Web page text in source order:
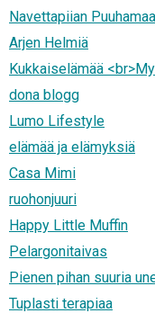
Navettapiian Puuhamaa
Arjen Helmiä
Kukkaiselämää
dona blogg
Lumo Lifestyle
elämää ja elämyksiä
Casa Mimi
ruohonjuuri
Happy Little Muffin
Pelargonitaivas
Pienen pihan suuria
Tuplasti terapiaa